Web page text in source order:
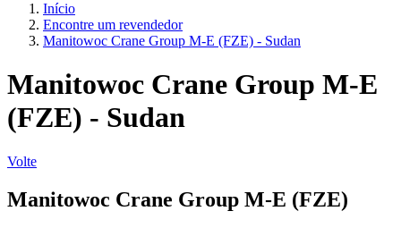
Início
Encontre um revendedor
Manitowoc Crane Group M-E (FZE) - Sudan
Manitowoc Crane Group M-E
(FZE) - Sudan
Volte
Manitowoc Crane Group M-E (FZE)